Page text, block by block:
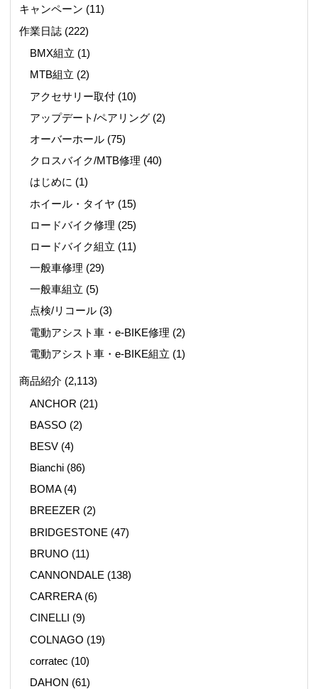
キャンペーン (11)
作業日誌(222)
BMX組立 (1)
MTB組立 (2)
アクセサリー取付 (10)
アップデート/ペアリング (2)
オーバーホール (75)
クロスバイク/MTB修理 (40)
はじめに (1)
ホイール・タイヤ (15)
ロードバイク修理 (25)
ロードバイク組立 (11)
一般車修理 (29)
一般車組立 (5)
点検/リコール (3)
電動アシスト車・e-BIKE修理 (2)
電動アシスト車・e-BIKE組立 (1)
商品紹介 (2,113)
ANCHOR (21)
BASSO (2)
BESV (4)
Bianchi (86)
BOMA(4)
BREEZER (2)
BRIDGESTONE (47)
BRUNO (11)
CANNONDALE (138)
CARRERA(6)
CINELLI (9)
COLNAGO (19)
corratec (10)
DAHON (61)